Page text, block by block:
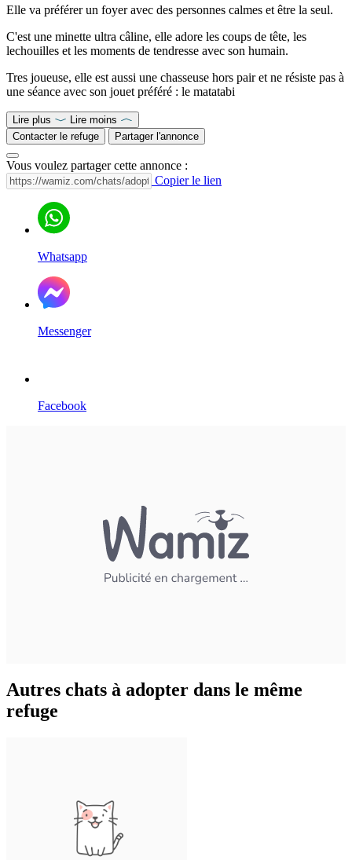
Elle va préférer un foyer avec des personnes calmes et être la seul.
C'est une minette ultra câline, elle adore les coups de tête, les
lechouilles et les moments de tendresse avec son humain.
Tres joueuse, elle est aussi une chasseuse hors pair et ne résiste pas à
une séance avec son jouet préféré : le matatabi
Lire plus
Lire moins
Contacter le refuge
Partager l'annonce
Vous voulez partager cette annonce :
Copier le lien
Whatsapp
Messenger
Facebook
Autres chats à adopter dans le même
refuge